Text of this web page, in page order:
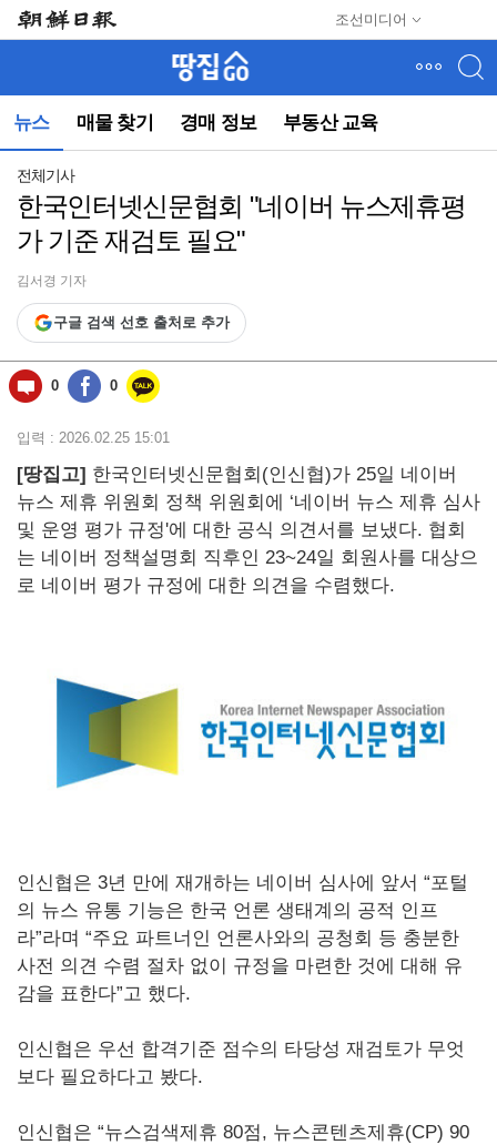
조선미디어
뉴스 매물 찾기 경매 정보 부동산 교육
뉴
(컨
동)
전체기사
한국인터넷신문협회 "네이버 뉴스제휴평
가 기준 재검토 필요"
김서경 기자
구글 검색 선호 출처로 추가
0 0
입력 : 2026.02.25 15:01
[땅집고] 한국인터넷신문협회(인신협)가 25일 네이버
뉴스 제휴 위원회 정책 위원회에 ‘네이버 뉴스 제휴 심사
및 운영 평가 규정'에 대한 공식 의견서를 보냈다. 협회
는 네이버 정책설명회 직후인 23~24일 회원사를 대상으
로 네이버 평가 규정에 대한 의견을 수렴했다.
인신협은 3년 만에 재개하는 네이버 심사에 앞서 “포털
의 뉴스 유통 기능은 한국 언론 생태계의 공적 인프
라”라며 “주요 파트너인 언론사와의 공청회 등 충분한
사전 의견 수렴 절차 없이 규정을 마련한 것에 대해 유
감을 표한다”고 했다.
인신협은 우선 합격기준 점수의 타당성 재검토가 무엇
보다 필요하다고 봤다.
인신협은 “뉴스검색제휴 80점, 뉴스콘텐츠제휴(CP) 90